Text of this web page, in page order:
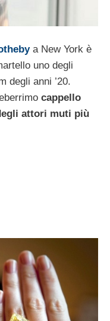
a New York è
uno degli
degli anni ’20.
cappello
attori muti più